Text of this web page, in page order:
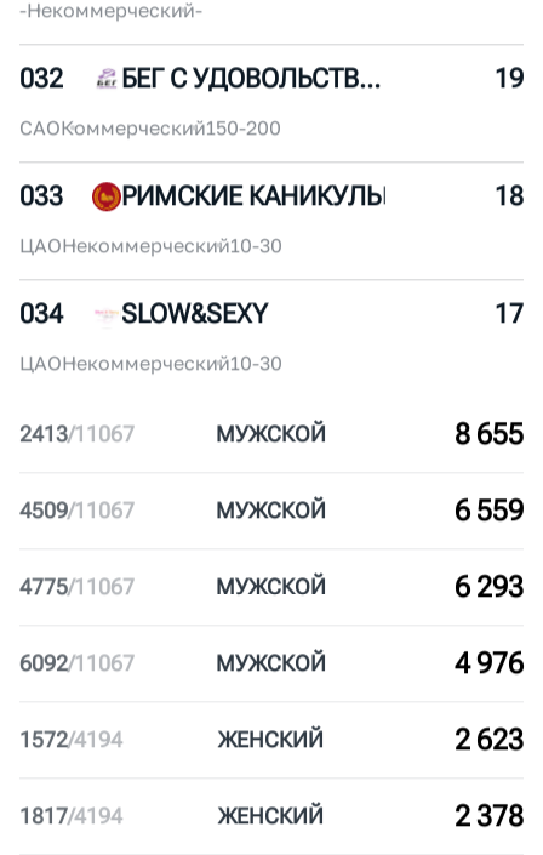
030 СЕВЕРНЫЙ ЧЕЛОВЕК МОСКВА 22
ЮЗАО Некоммерческий30-50
031 SHU RUN COMMUNITY (MSK) 20
-Некоммерческий-
032 БЕГ С УДОВОЛЬСТВИЕМ 19
САОКоммерческий150-200
ЦАОНекоммерческий10-30
034 SLOW&SEXY 17